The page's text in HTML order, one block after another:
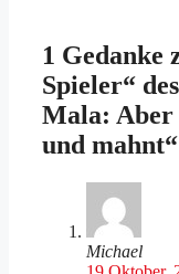
1 Gedanke
Spieler“
Mala: Aber
und mahnt“
Michael